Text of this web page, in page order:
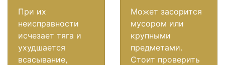
При их
неисправности
исчезает тяга и
ухудшается
всасывание,
Может засорится
мусором или
крупными
предметами.
Стоит проверить